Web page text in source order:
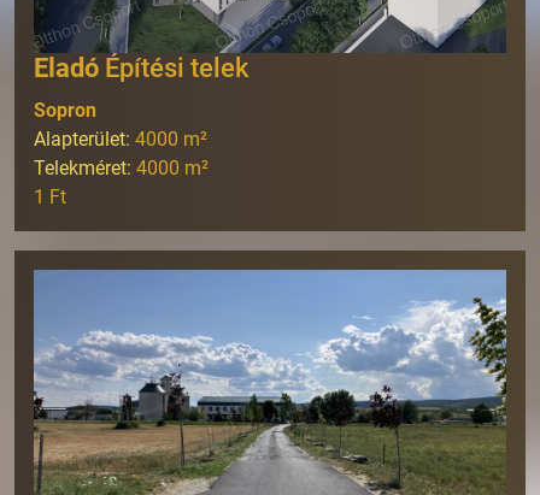
Eladó Építési telek
Sopron
Alapterület: 4000 m²
Telekméret: 4000 m²
1 Ft